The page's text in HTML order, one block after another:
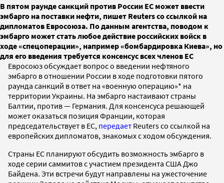
В пятом раунде санкций против России ЕС может ввести
эмбарго на поставки нефти, пишет Reuters со ссылкой на
дипломатов Евросоюза. По данным агентства, поводом к
эмбарго может стать любое действие российских войск в
ходе «спецоперации», например «бомбардировка Киева», но
для его введения требуется консенсус всех членов ЕС
Евросоюз обсуждает вопрос о введении нефтяного
эмбарго в отношении России в ходе подготовки пятого
раунда санкций в ответ на «военную операцию»* на
территории Украины. На эмбарго настаивают страны
Балтии, против — Германия. Для консенсуса решающей
может оказаться позиция Франции, которая
председательствует в ЕС, передает Reuters со ссылкой на
европейских дипломатов, знакомых с ходом обсуждения.
Страны ЕС планируют обсудить возможность эмбарго в
ходе серии саммитов с участием президента США Джо
Байдена. Эти встречи будут направлены на ужесточение